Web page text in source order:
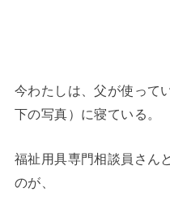
今わたしは、父が使って
下の写真）に寝ている。
福祉用具専門相談員さん
のが、